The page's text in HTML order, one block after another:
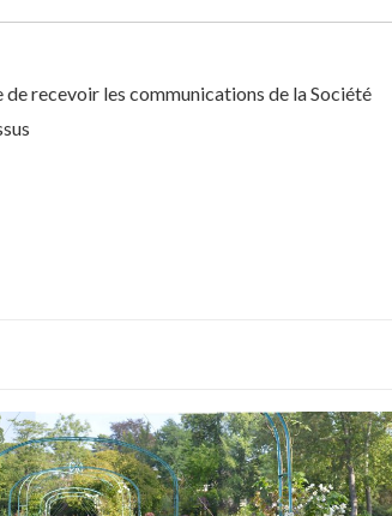
recevoir les communications de la Société